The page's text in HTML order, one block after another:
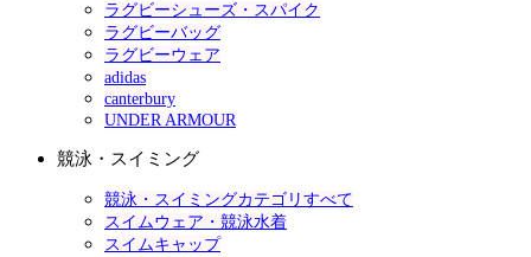
ラグビーシューズ・スパイク
ラグビーバッグ
ラグビーウェア
adidas
canterbury
UNDER ARMOUR
競泳・スイミング
競泳・スイミングカテゴリすべて
スイムウェア・競泳水着
スイムキャップ